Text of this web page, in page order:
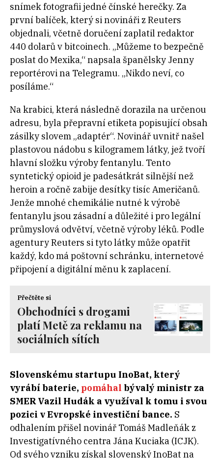
snímek fotografii jedné čínské herečky. Za
první balíček, který si novináři z Reuters
objednali, včetně doručení zaplatil redaktor
440 dolarů v bitcoinech. „Můžeme to bezpečně
poslat do Mexika,“ napsala španělsky Jenny
reportérovi na Telegramu. „Nikdo neví, co
posíláme.“
Na krabici, která následně dorazila na určenou
adresu, byla přepravní etiketa popisující obsah
zásilky slovem „adaptér“. Novinář uvnitř našel
plastovou nádobu s kilogramem látky, jež tvoří
hlavní složku výroby fentanylu. Tento
syntetický opioid je padesátkrát silnější než
heroin a ročně zabije desítky tisíc Američanů.
Jenže mnohé chemikálie nutné k výrobě
fentanylu jsou zásadní a důležité i pro legální
průmyslová odvětví, včetně výroby léků. Podle
agentury Reuters si tyto látky může opatřit
každý, kdo má poštovní schránku, internetové
připojení a digitální měnu k zaplacení.
Přečtěte si
Obchodníci s drogami
platí Metě za reklamu na
sociálních sítích
Slovenskému startupu InoBat, který
vyrábí baterie, pomáhal bývalý ministr za
SMER Vazil Hudák a využíval k tomu i svou
pozici v Evropské investiční bance. S
odhalením přišel novinář Tomáš Madleňák z
Investigatívného centra Jána Kuciaka (ICJK).
Od svého vzniku získal slovenský InoBat na